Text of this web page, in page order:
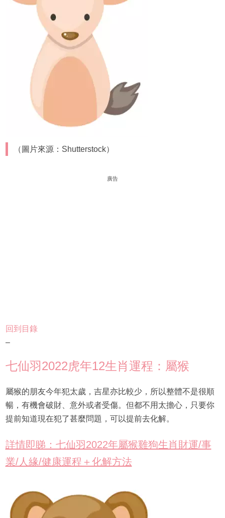
（圖片來源：Shutterstock）
廣告
回到目錄
–
七仙羽2022虎年12生肖運程：屬猴
屬猴的朋友今年犯太歲，吉星亦比較少，所以整體不是很順
暢，有機會破財、意外或者受傷。但都不用太擔心，只要你
提前知道現在犯了甚麼問題，可以提前去化解。
詳情即睇：七仙羽2022年屬猴雞狗生肖財運/事
業/人緣/健康運程＋化解方法